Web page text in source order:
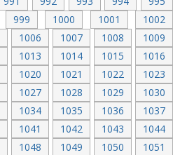
999 1000 1001
1002
1006 1007 1008
1009
1013 1014 1015
1016
1020 1021 1022
1023
1027 1028 1029
1030
1034 1035 1036
1037
1041 1042 1043
1044
1048 1049 1050
1051